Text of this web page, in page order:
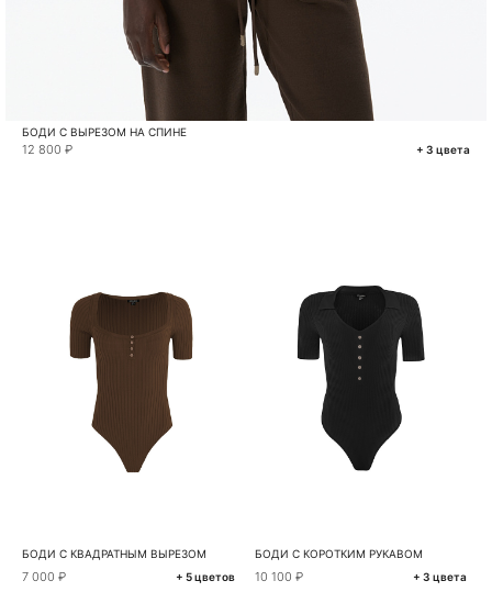
БОДИ С ВЫРЕЗОМ НА СПИНЕ
12 800 ₽ + 3 цвета
БОДИ С КВАДРАТНЫМ ВЫРЕЗОМ
7 000 ₽ + 5 цветов
БОДИ С КОРОТКИМ РУКАВОМ
10 100 ₽ + 3 цвета